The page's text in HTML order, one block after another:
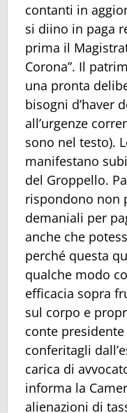
contanti in
si diino in paga
prima il
Corona”. Il
una pronta
bisogni d’haver
all’urgenze
sono nel testo).
manifestano
del Groppello.
rispondono non
demaniali per
anche che
perché questa
qualche modo
efficacia sopra
sul corpo e
conte
conferitagli
carica di
informa la
alienazioni di